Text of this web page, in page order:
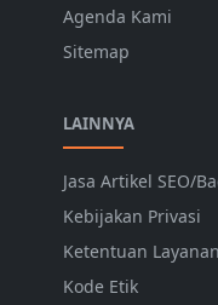
Agenda Kami
Sitemap
LAINNYA
Jasa Artikel SEO/
Kebijakan Privasi
Ketentuan Layanan
Kode Etik